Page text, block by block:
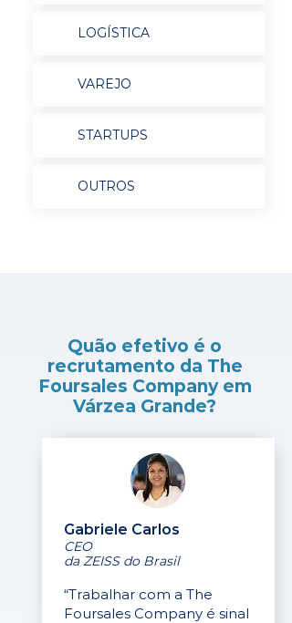
LOGÍSTICA
VAREJO
STARTUPS
OUTROS
Quão efetivo é o
recrutamento da The
Foursales Company em
Várzea Grande?
Gabriele Carlos
CEO
da ZEISS do Brasil
“Trabalhar com a The
Foursales Company é sinal